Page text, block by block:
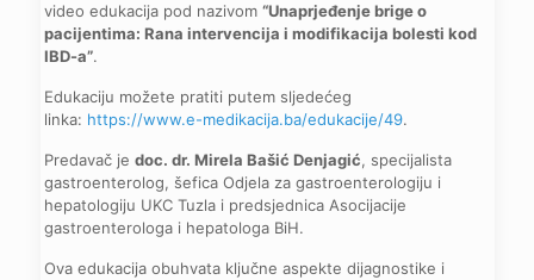
video edukacija pod nazivom“Unaprjeđenje brige o
pacijentima: Rana intervencija i modifikacija bolesti kod
IBD-a”.
Edukaciju možete pratiti putem sljedećeg
linka: https://www.e-medikacija.ba/edukacije/49.
Predavač jedoc. dr. Mirela Bašić Denjagić, specijalista
gastroenterolog, šefica Odjela za gastroenterologiju i
hepatologiju UKC Tuzla i predsjednica Asocijacije
gastroenterologa i hepatologa BiH.
Ova edukacija obuhvata ključne aspekte dijagnostike i